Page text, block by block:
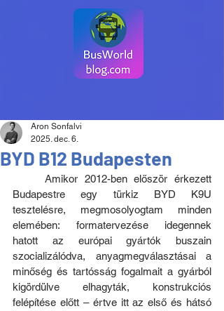
BYD B12 Budapesten
Aron Sonfalvi
2025. dec. 6.
Budapestre egy türkiz BYD K9U
tesztelésre, megmosolyogtam minden
elemében: formatervezése idegennek
hatott az európai gyártók buszain
szocializálódva, anyagmegválasztásai a
minőség és tartósság fogalmait a gyárból
kigördülve elhagyták, konstrukciós
felépítése előtt – értve itt az első és hátsó